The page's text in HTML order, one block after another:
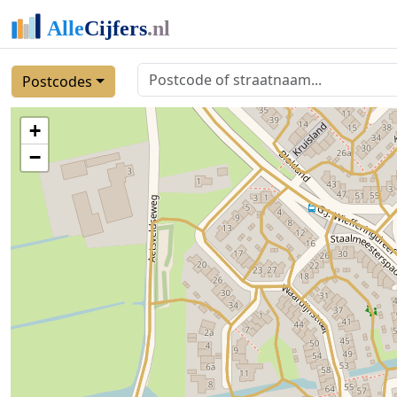
Postcodes
+
−